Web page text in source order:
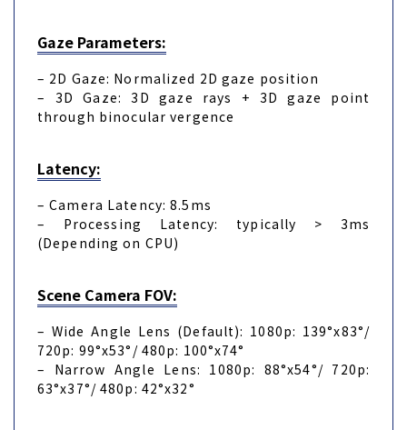
Gaze Parameters:
– 2D Gaze: Normalized 2D gaze position
– 3D Gaze: 3D gaze rays + 3D gaze point
through binocular vergence
Latency:
– Camera Latency: 8.5ms
– Processing Latency: typically > 3ms
(Depending on CPU)
Scene Camera FOV:
– Wide Angle Lens (Default): 1080p: 139°x83°/
720p: 99°x53°/ 480p: 100°x74°
– Narrow Angle Lens: 1080p: 88°x54°/ 720p:
63°x37°/ 480p: 42°x32°